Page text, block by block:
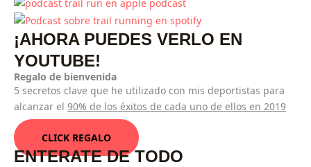
¡AHORA PUEDES VERLO EN
YOUTUBE!
Regalo de bienvenida
5 secretos clave que he utilizado con mis deportistas para
alcanzar el 90% de los éxitos de cada uno de ellos en 2019
CLICK REGALO
ENTERATE DE TODO